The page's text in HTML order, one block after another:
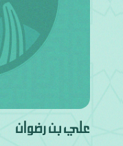
علي بن رضوان